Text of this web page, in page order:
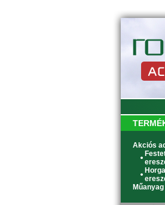
Akciós